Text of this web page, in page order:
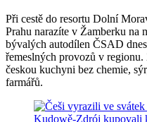
Při cestě do resortu Dolní
Prahu narazíte v Žamberku na
bývalých autodílen ČSAD
řemeslných provozů v regionu.
českou kuchyni bez chemie,
farmářů.